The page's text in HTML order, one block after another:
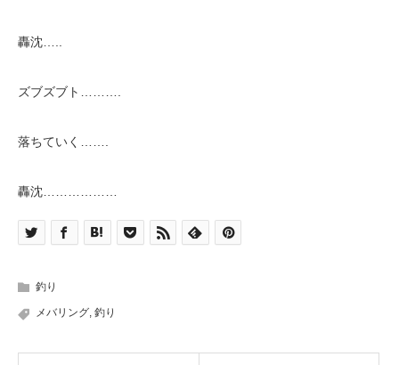
轟沈…..
ズブズブト……….
落ちていく…….
轟沈………………
釣り
メバリング, 釣り